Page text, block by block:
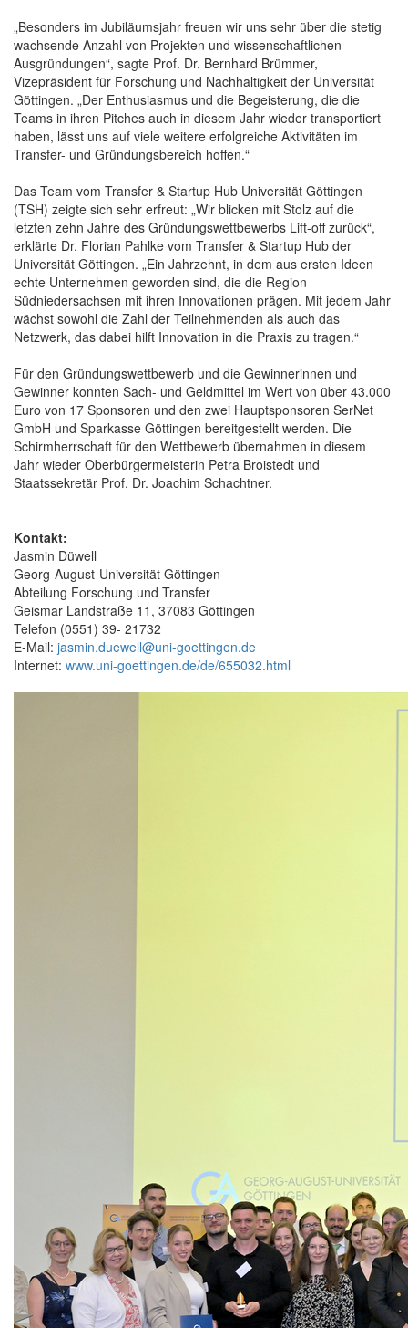
„Besonders im Jubiläumsjahr freuen wir uns sehr über die stetig
wachsende Anzahl von Projekten und wissenschaftlichen
Ausgründungen“, sagte Prof. Dr. Bernhard Brümmer,
Vizepräsident für Forschung und Nachhaltigkeit der Universität
Göttingen. „Der Enthusiasmus und die Begeisterung, die die
Teams in ihren Pitches auch in diesem Jahr wieder transportiert
haben, lässt uns auf viele weitere erfolgreiche Aktivitäten im
Transfer- und Gründungsbereich hoffen.“
Das Team vom Transfer & Startup Hub Universität Göttingen
(TSH) zeigte sich sehr erfreut: „Wir blicken mit Stolz auf die
letzten zehn Jahre des Gründungswettbewerbs Lift-off zurück“,
erklärte Dr. Florian Pahlke vom Transfer & Startup Hub der
Universität Göttingen. „Ein Jahrzehnt, in dem aus ersten Ideen
echte Unternehmen geworden sind, die die Region
Südniedersachsen mit ihren Innovationen prägen. Mit jedem Jahr
wächst sowohl die Zahl der Teilnehmenden als auch das
Netzwerk, das dabei hilft Innovation in die Praxis zu tragen.“
Für den Gründungswettbewerb und die Gewinnerinnen und
Gewinner konnten Sach- und Geldmittel im Wert von über 43.000
Euro von 17 Sponsoren und den zwei Hauptsponsoren SerNet
GmbH und Sparkasse Göttingen bereitgestellt werden. Die
Schirmherrschaft für den Wettbewerb übernahmen in diesem
Jahr wieder Oberbürgermeisterin Petra Broistedt und
Staatssekretär Prof. Dr. Joachim Schachtner.
Kontakt:
Jasmin Düwell
Georg-August-Universität Göttingen
Abteilung Forschung und Transfer
Geismar Landstraße 11, 37083 Göttingen
Telefon (0551) 39- 21732
E-Mail: jasmin.duewell@uni-goettingen.de
Internet: www.uni-goettingen.de/de/655032.html